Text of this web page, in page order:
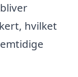
hvilket